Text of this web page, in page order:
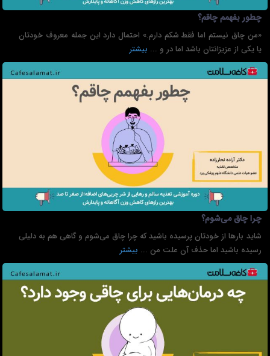
چطور بفهمم چاقم؟
«من چاق نیستم اما فقط شکم دارم.» احتمال دارد این جمله معروف خودتان
یا یکی از عزیزانتان باشد اما در و ... بیشتر
چرا چاق می‌شوم؟
شاید بارها از خودتان پرسیده باشید که چرا چاق می‌شوم و گاهی هم به دلیلی
رسیده باشید اما حذف آن علت من ... بیشتر